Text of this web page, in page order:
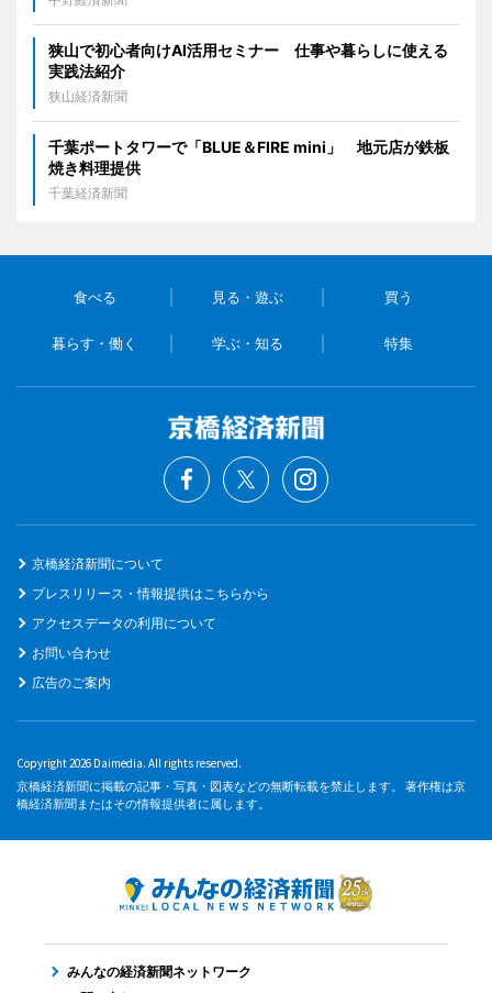
狭山で初心者向けAI活用セミナー 仕事や暮らしに使える
実践法紹介
狭山経済新聞
千葉ポートタワーで「BLUE＆FIRE mini」 地元店が鉄板
焼き料理提供
千葉経済新聞
食べる 見る・遊ぶ 買う
暮らす・働く 学ぶ・知る 特集
京橋経済新聞について
プレスリリース・情報提供はこちらから
アクセスデータの利用について
お問い合わせ
広告のご案内
Copyright 2026 Daimedia. All rights reserved.
京橋経済新聞に掲載の記事・写真・図表などの無断転載を禁止します。 著作権は京
橋経済新聞またはその情報提供者に属します。
みんなの経済新聞ネットワーク